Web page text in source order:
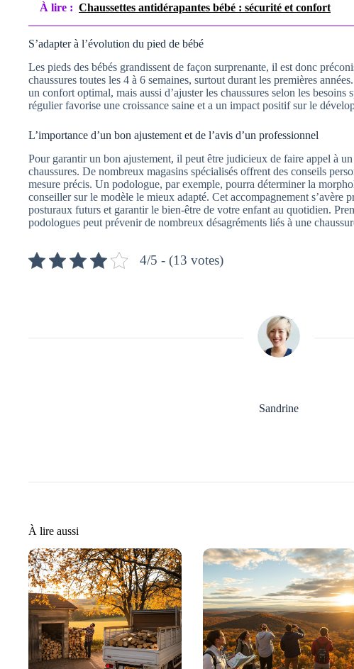
À lire : Chaussettes antidérapantes bébé : sécurité et confort
S’adapter à l’évolution du pied de bébé
Les pieds des bébés grandissent de façon surprenante, il est donc
chaussures toutes les 4 à 6 semaines, surtout durant les premières
un confort optimal, mais aussi d’ajuster les chaussures selon les
régulier favorise une croissance saine et a un impact positif sur le
L’importance d’un bon ajustement et de l’avis d’un professionnel
Pour garantir un bon ajustement, il peut être judicieux de faire appel à
chaussures. De nombreux magasins spécialisés offrent des conseils
mesure précis. Un podologue, par exemple, pourra déterminer la
conseiller sur le modèle le mieux adapté. Cet accompagnement s’avère
posturaux futurs et garantir le bien-être de votre enfant au quotidien.
podologues peut prévenir de nombreux désagréments liés à une
4/5 - (13 votes)
Sandrine
À lire aussi